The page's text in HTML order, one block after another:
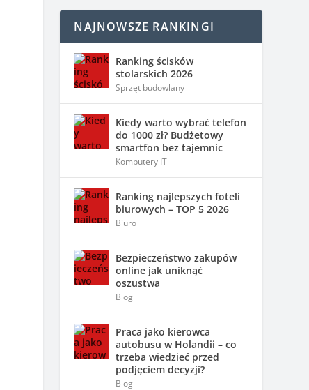
NAJNOWSZE RANKINGI
Ranking ścisków
stolarskich 2026
Sprzęt budowlany
Kiedy warto wybrać telefon
do 1000 zł? Budżetowy
smartfon bez tajemnic
Komputery IT
Ranking najlepszych foteli
biurowych – TOP 5 2026
Biuro
Bezpieczeństwo zakupów
online jak uniknąć
oszustwa
Blog
Praca jako kierowca
autobusu w Holandii – co
trzeba wiedzieć przed
podjęciem decyzji?
Blog